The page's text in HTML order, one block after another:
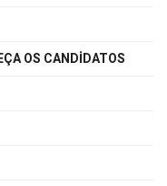
OS CANDIDATOS